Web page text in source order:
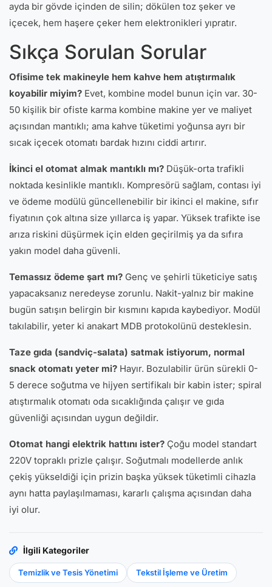
ayda bir gövde içinden de silin; dökülen toz şeker ve
içecek, hem haşere çeker hem elektronikleri yıpratır.
Sıkça Sorulan Sorular
Ofisime tek makineyle hem kahve hem atıştırmalık
koyabilir miyim? Evet, kombine model bunun için var. 30-
50 kişilik bir ofiste karma kombine makine yer ve maliyet
açısından mantıklı; ama kahve tüketimi yoğunsa ayrı bir
sıcak içecek otomatı bardak hızını ciddi artırır.
İkinci el otomat almak mantıklı mı? Düşük-orta trafikli
noktada kesinlikle mantıklı. Kompresörü sağlam, contası iyi
ve ödeme modülü güncellenebilir bir ikinci el makine, sıfır
fiyatının çok altına size yıllarca iş yapar. Yüksek trafikte ise
arıza riskini düşürmek için elden geçirilmiş ya da sıfıra
yakın model daha güvenli.
Temassız ödeme şart mı? Genç ve şehirli tüketiciye satış
yapacaksanız neredeyse zorunlu. Nakit-yalnız bir makine
bugün satışın belirgin bir kısmını kapıda kaybediyor. Modül
takılabilir, yeter ki anakart MDB protokolünü desteklesin.
Taze gıda (sandviç-salata) satmak istiyorum, normal
snack otomatı yeter mi? Hayır. Bozulabilir ürün sürekli 0-
5 derece soğutma ve hijyen sertifikalı bir kabin ister; spiral
atıştırmalık otomatı oda sıcaklığında çalışır ve gıda
güvenliği açısından uygun değildir.
Otomat hangi elektrik hattını ister? Çoğu model standart
220V topraklı prizle çalışır. Soğutmalı modellerde anlık
çekiş yükseldiği için prizin başka yüksek tüketimli cihazla
aynı hatta paylaşılmaması, kararlı çalışma açısından daha
iyi olur.
İlgili Kategoriler
Temizlik ve Tesis Yönetimi Tekstil İşleme ve Üretim